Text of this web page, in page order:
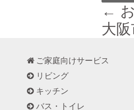
←
大
ご家庭向けサービス
リビング
キッチン
バス・トイレ